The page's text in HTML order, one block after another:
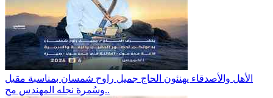
الأهل والأصدقاء يهنئون الحاج جميل راوح شمسان بمناسبة مقيل
وسُمرة نجله المهندس مح..